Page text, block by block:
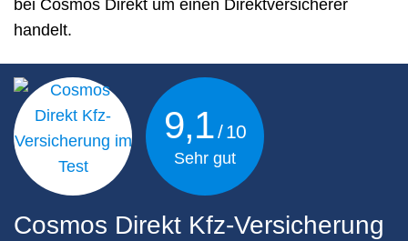
bei Cosmos Direkt um einen Direktversicherer
handelt.
Cosmos Direkt Kfz-Versicherung
9,1
Sehr gut